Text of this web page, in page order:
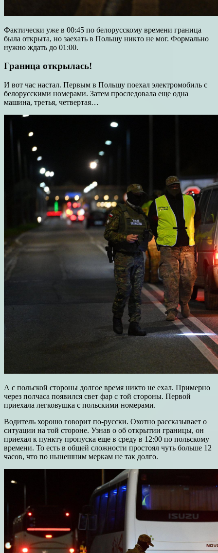
Фактически уже в 00:45 по белорусскому времени граница
была открыта, но заехать в Польшу никто не мог. Формально
нужно ждать до 01:00.
Граница открылась!
И вот час настал. Первым в Польшу поехал электромобиль с
белорусскими номерами. Затем проследовала еще одна
машина, третья, четвертая…
А с польской стороны долгое время никто не ехал. Примерно
через полчаса появился свет фар с той стороны. Первой
приехала легковушка с польскими номерами.
Водитель хорошо говорит по-русски. Охотно рассказывает о
ситуации на той стороне. Узнав о об открытии границы, он
приехал к пункту пропуска еще в среду в 12:00 по польскому
времени. То есть в общей сложности простоял чуть больше 12
часов, что по нынешним меркам не так долго.